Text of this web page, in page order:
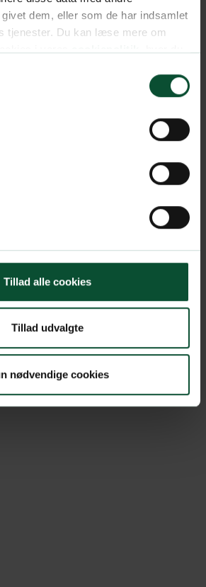
dem, eller som de har indsamlet
tjenester. Du kan læse mere om
Tillad alle cookies
Tillad udvalgte
nødvendige cookies